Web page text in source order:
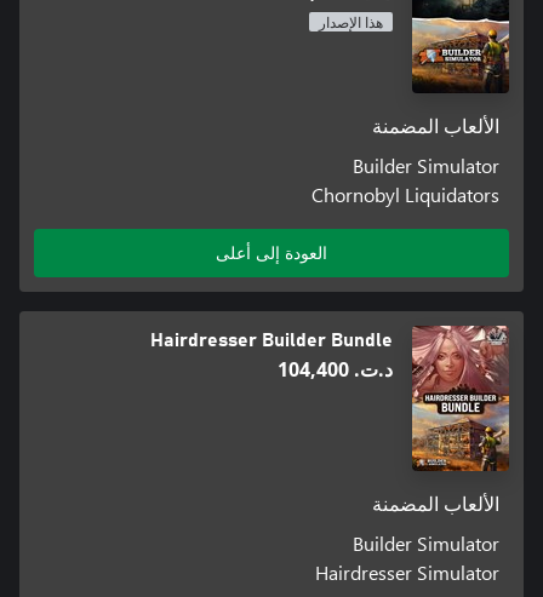
هذا الإصدار
الألعاب المضمنة
Builder Simulator
Chornobyl Liquidators
العودة إلى أعلى
Hairdresser Builder Bundle
د.ت.‏ 104,400
الألعاب المضمنة
Builder Simulator
Hairdresser Simulator